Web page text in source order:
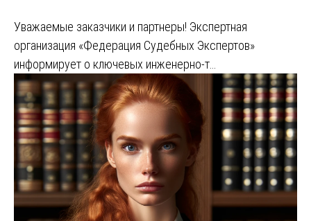
Уважаемые заказчики и партнеры! Экспертная
организация «Федерация Судебных Экспертов»
информирует о ключевых инженерно-т…